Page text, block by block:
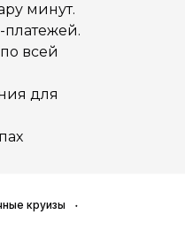
минут.
платежей.
всей
для
круизы